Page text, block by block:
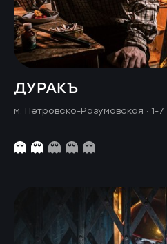
ДУРАКЪ
м. Петровско-Разумовская · 1-